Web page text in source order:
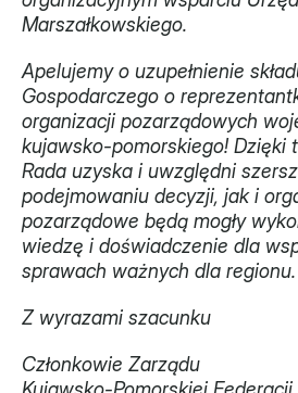
Marszałkowskiego.
Apelujemy o uzupełnienie
Gospodarczego o
organizacji pozarządowych
kujawsko-pomorskiego! Dzięki
Rada uzyska i uwzględni
podejmowaniu decyzji, jak i
pozarządowe będą mogły
wiedzę i doświadczenie dla
sprawach ważnych dla regionu.
Z wyrazami szacunku
Członkowie Zarządu